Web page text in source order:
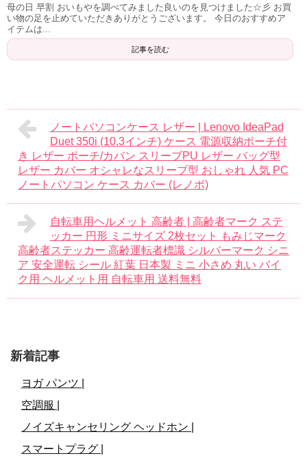
母の日 早割 おいもやを調べてみました良いのを見つけました☆彡 お買
い物の足を止めていただきありがとうございます。 今日のおすすめア
イテムは...
記事を読む
ノートパソコンケース レザー | Lenovo IdeaPad
Duet 350i (10.3インチ) ケース 電源収納ポーチ付
き レザー ポーチ/カバン スリーブPU レザー バッグ型
レザー カバー オシャレなスリーブ型 おしゃれ 人気 PC
ノートパソコン ケース カバー (レノボ)
自転車用ヘルメット 高齢者 | 高齢者マーク ステ
ッカー 円形 ミニサイズ 2枚セット もみじマーク
高齢者ステッカー 高齢運転者標識 シルバーマーク シニ
ア 安全運転 シール 紅葉 日本製 ミニ 小さめ 丸い バイ
ク用 ヘルメット用 自転車用 送料無料
新着記事
ヨガ パンツ |
空調服 |
ノイズキャンセリング ヘッドホン |
スマートプラグ |